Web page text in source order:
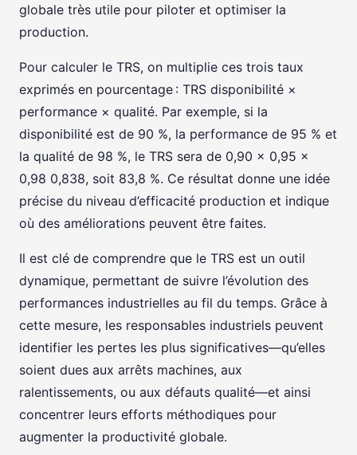
globale très utile pour piloter et optimiser la
production.
Pour calculer le TRS, on multiplie ces trois taux
exprimés en pourcentage : TRS disponibilité ×
performance × qualité. Par exemple, si la
disponibilité est de 90 %, la performance de 95 % et
la qualité de 98 %, le TRS sera de 0,90 × 0,95 ×
0,98 0,838, soit 83,8 %. Ce résultat donne une idée
précise du niveau d’efficacité production et indique
où des améliorations peuvent être faites.
Il est clé de comprendre que le TRS est un outil
dynamique, permettant de suivre l’évolution des
performances industrielles au fil du temps. Grâce à
cette mesure, les responsables industriels peuvent
identifier les pertes les plus significatives—qu’elles
soient dues aux arrêts machines, aux
ralentissements, ou aux défauts qualité—et ainsi
concentrer leurs efforts méthodiques pour
augmenter la productivité globale.